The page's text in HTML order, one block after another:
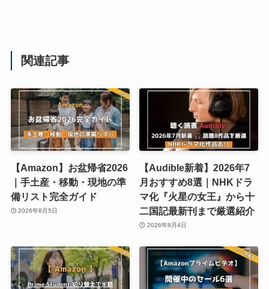
関連記事
【Amazon】お盆帰省2026
｜手土産・移動・現地の準
備リスト完全ガイド
2026年8月5日
【Audible新着】2026年7
月おすすめ8選｜NHKドラ
マ化『火星の女王』から十
二国記最新刊まで厳選紹介
2026年8月4日